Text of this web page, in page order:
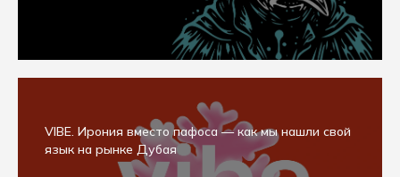
VIBE. Ирония вместо пафоса — как мы нашли свой
язык на рынке Дубая